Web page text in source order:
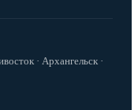
· Архангельск ·